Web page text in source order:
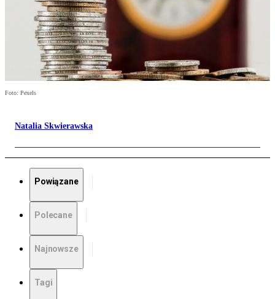
Foto: Pexels
Natalia Skwierawska
Powiązane
Polecane
Najnowsze
Tagi